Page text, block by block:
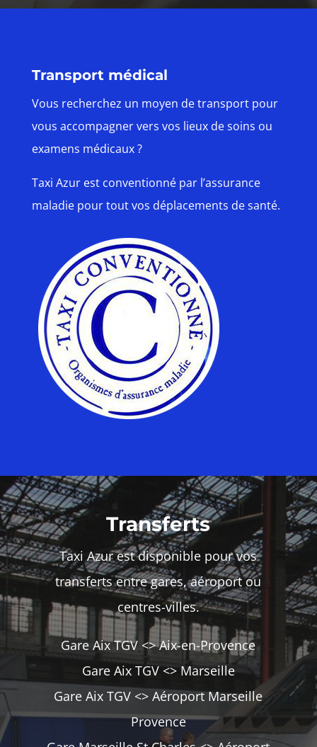
Transport médical
Vous recherchez un moyen de transport pour
vous accompagner vers vos lieux de soins ou
examens médicaux ?
Taxi Azur est conventionné par l’assurance
maladie pour tout vos déplacements de santé.
Transferts
Taxi Azur est disponible pour vos
transferts entre gares, aéroport ou
centres-villes.
Gare Aix TGV <> Aix-en-Provence
Gare Aix TGV <> Marseille
Gare Aix TGV <> Aéroport Marseille
Provence